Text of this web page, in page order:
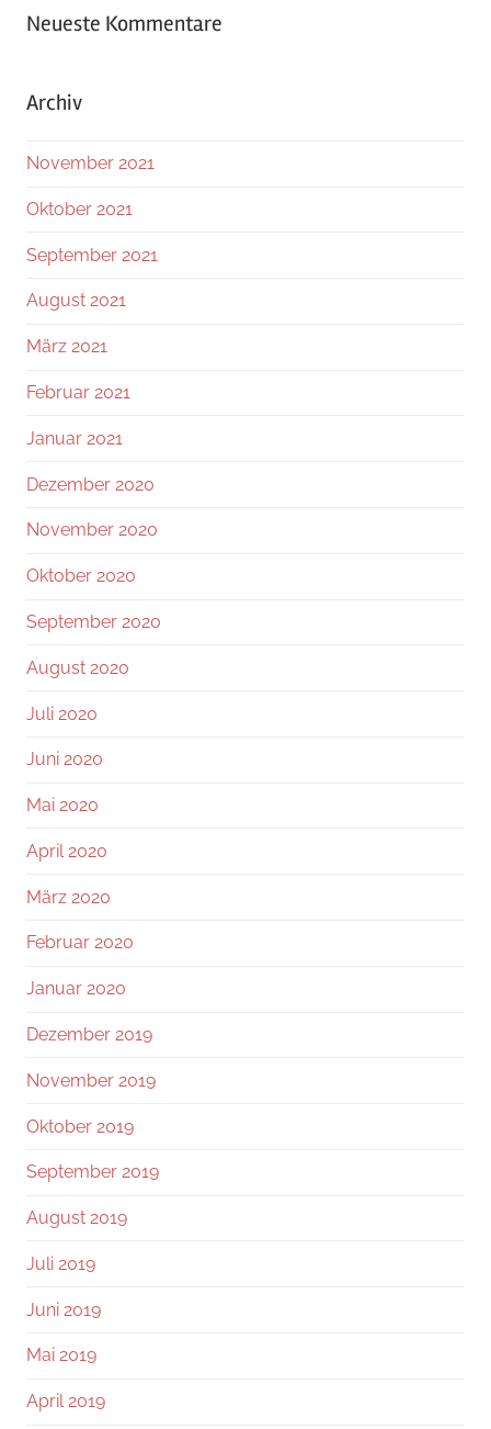
Neueste Kommentare
Archiv
November 2021
Oktober 2021
September 2021
August 2021
März 2021
Februar 2021
Januar 2021
Dezember 2020
November 2020
Oktober 2020
September 2020
August 2020
Juli 2020
Juni 2020
Mai 2020
April 2020
März 2020
Februar 2020
Januar 2020
Dezember 2019
November 2019
Oktober 2019
September 2019
August 2019
Juli 2019
Juni 2019
Mai 2019
April 2019